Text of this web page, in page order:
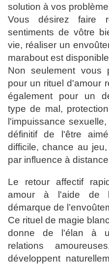
solution à vos
Vous désirez faire
sentiments de vôtre
vie, réaliser un
marabout est
Non seulement vous
pour un rituel d'amour
également pour un
type de mal,
l'impuissance
définitif de l'être
difficile, chance au
par influence à
Le retour affectif
amour à l'aide de
démarque de
Ce rituel de magie
donne de l'élan à
relations
développent